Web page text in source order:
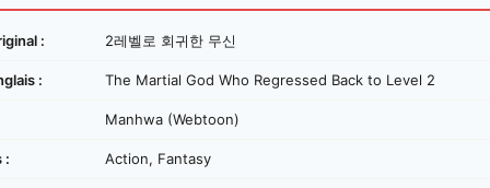
: 2레벨로 회귀한 무신
: The Martial God Who Regressed Back to Level 2
Manhwa (Webtoon)
: Action, Fantasy